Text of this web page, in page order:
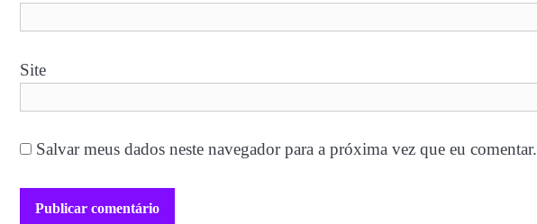
Site
Salvar meus dados neste navegador para a próxima vez que eu comentar.